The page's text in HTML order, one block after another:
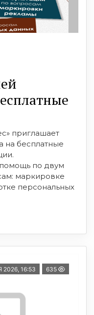
приглашает
на бесплатные
по двум
маркировке
персональных
2026, 16:53 635